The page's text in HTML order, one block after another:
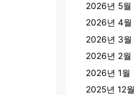
2026년 5월
2026년 4월
2026년 3월
2026년 2월
2026년 1월
2025년 12월